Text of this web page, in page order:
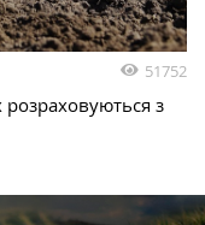
51752
розраховуються з